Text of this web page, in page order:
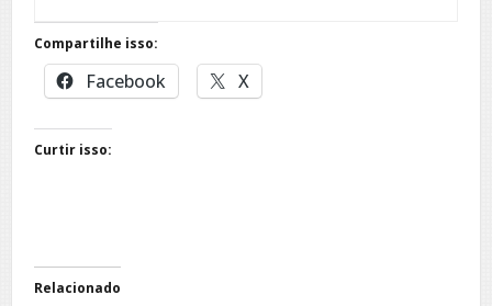
Compartilhe isso:
Facebook X
Curtir isso:
Relacionado